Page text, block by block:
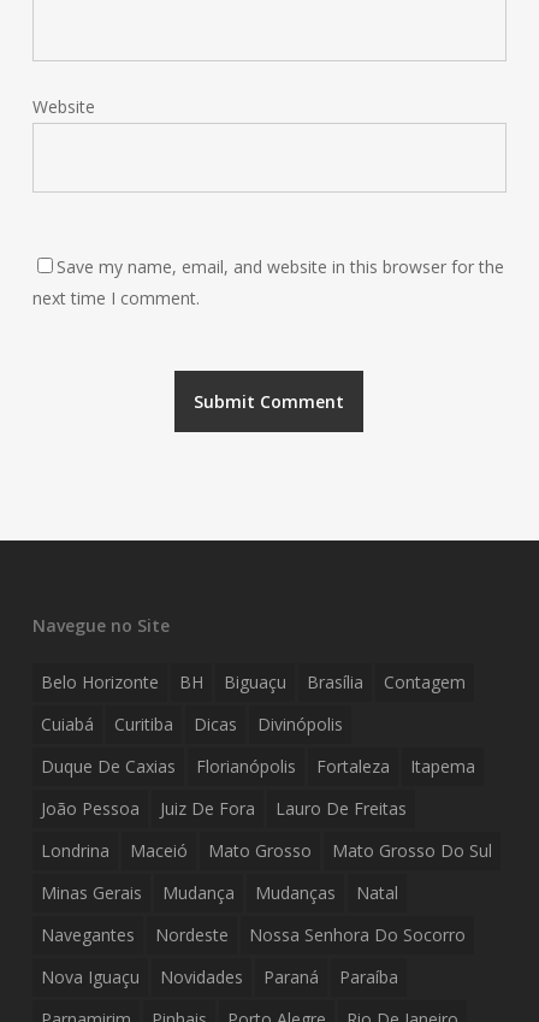
Website
Save my name, email, and website in this browser for the
next time I comment.
Navegue no Site
Belo Horizonte BH Biguaçu Brasília
Contagem
Cuiabá
Curitiba Dicas
Divinópolis
Duque De Caxias
Florianópolis Fortaleza
Itapema
João Pessoa
Juiz De Fora
Lauro De Freitas
Londrina
Maceió Mato Grosso
Mato Grosso Do Sul
Minas Gerais
Mudança Mudanças
Natal
Navegantes
Nordeste
Nossa Senhora Do Socorro
Nova Iguaçu
Novidades Paraná
Paraíba